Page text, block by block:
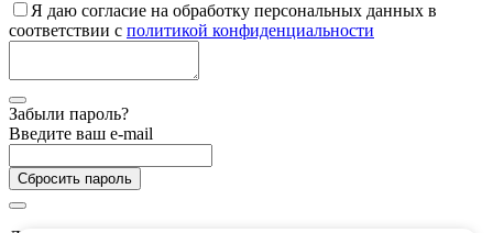
Я даю согласие на обработку персональных данных в
соответствии с политикой конфиденциальности
Забыли пароль?
Введите ваш e-mail
Сбросить пароль